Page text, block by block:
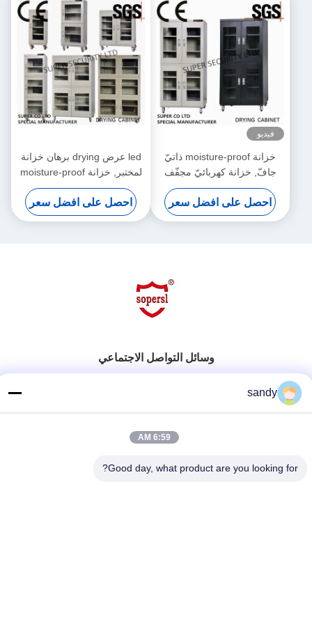
فيديو
خزانة moisture-proof ذاتيّ
جافّ, خزانة كهربائيّ مجفّف
جافّ
احصل على افضل سعر
led عرض drying برهان خزانة
لمختبر, خزانة moisture-proof
احصل على افضل سعر
وسائل التواصل الاجتماعي
86-510-88784568
sandy
6:59 AM
Good day, what product are you looking for?